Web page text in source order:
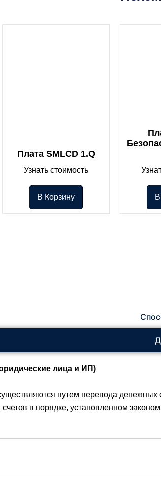
Плата SMLCD 1.Q
Узнать стоимость
В Корзину
лица и ИП)
путем перевода
счетов в порядке, установленном